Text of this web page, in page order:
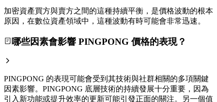
加密資產買方與賣方之間的這種持續平衡，是價格波動的根本
原因，在數位資產領域中，這種波動有時可能會非常迅速。
哪些因素會影響 PINGPONG 價格的表現？
PINGPONG 的表現可能會受到其技術與社群相關的多項關鍵
因素影響。PINGPONG 底層技術的持續發展十分重要，因為
引入新功能或提升效率的更新可能引發正面的關注。另一個值